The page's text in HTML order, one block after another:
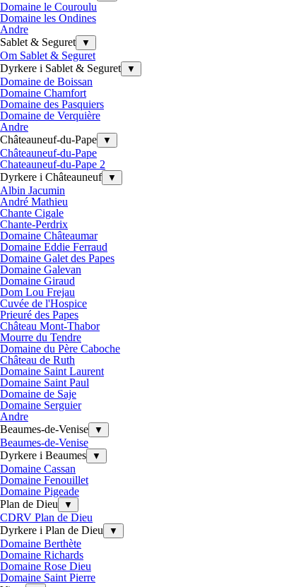
Domaine le Couroulu
Domaine les Ondines
Andre
Sablet & Seguret
▼
Om Sablet & Seguret
Dyrkere i Sablet & Seguret
▼
Domaine de Boissan
Domaine Chamfort
Domaine des Pasquiers
Domaine de Verquière
Andre
Châteauneuf-du-Pape
▼
Châteauneuf-du-Pape
Chateauneuf-du-Pape 2
Dyrkere i Châteauneuf
▼
Albin Jacumin
André Mathieu
Chante Cigale
Chante-Perdrix
Domaine Châteaumar
Domaine Eddie Ferraud
Domaine Galet des Papes
Domaine Galevan
Domaine Giraud
Dom Lou Frejau
Cuvée de l'Hospice
Prieuré des Papes
Château Mont-Thabor
Mourre du Tendre
Domaine du Père Caboche
Château de Ruth
Domaine Saint Laurent
Domaine Saint Paul
Domaine de Saje
Domaine Serguier
Andre
Beaumes-de-Venise
▼
Beaumes-de-Venise
Dyrkere i Beaumes
▼
Domaine Cassan
Domaine Fenouillet
Domaine Pigeade
Plan de Dieu
▼
CDRV Plan de Dieu
Dyrkere i Plan de Dieu
▼
Domaine Berthète
Domaine Richards
Domaine Rose Dieu
Domaine Saint Pierre